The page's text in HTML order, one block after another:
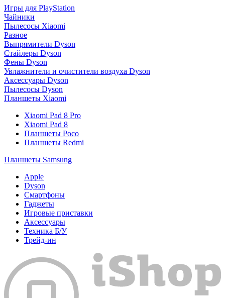
Игры для PlayStation
Чайники
Пылесосы Xiaomi
Разное
Выпрямители Dyson
Стайлеры Dyson
Фены Dyson
Увлажнители и очистители воздуха Dyson
Аксессуары Dyson
Пылесосы Dyson
Планшеты Xiaomi
Xiaomi Pad 8 Pro
Xiaomi Pad 8
Планшеты Poco
Планшеты Redmi
Планшеты Samsung
Apple
Dyson
Смартфоны
Гаджеты
Игровые приставки
Аксессуары
Техника Б/У
Трейд-ин